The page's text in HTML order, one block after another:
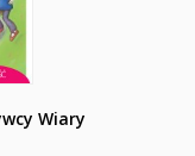
Wiary